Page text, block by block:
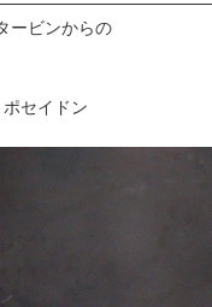
ービンからの
セイドン